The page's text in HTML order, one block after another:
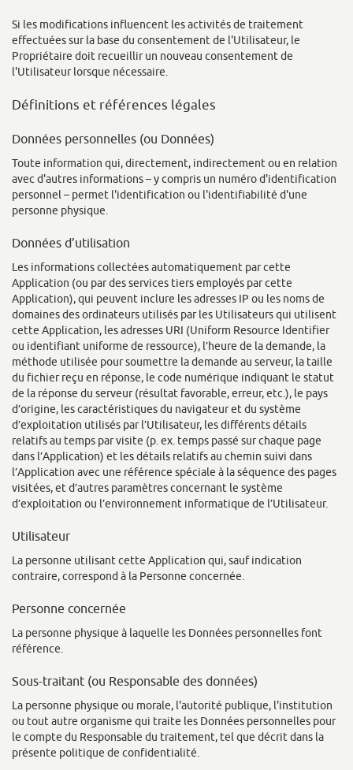
Si les modifications influencent les activités de traitement
effectuées sur la base du consentement de l'Utilisateur, le
Propriétaire doit recueillir un nouveau consentement de
l'Utilisateur lorsque nécessaire.
Définitions et références légales
Données personnelles (ou Données)
Toute information qui, directement, indirectement ou en relation
avec d'autres informations – y compris un numéro d'identification
personnel – permet l'identification ou l'identifiabilité d'une
personne physique.
Données d’utilisation
Les informations collectées automatiquement par cette
Application (ou par des services tiers employés par cette
Application), qui peuvent inclure les adresses IP ou les noms de
domaines des ordinateurs utilisés par les Utilisateurs qui utilisent
cette Application, les adresses URI (Uniform Resource Identifier
ou identifiant uniforme de ressource), l’heure de la demande, la
méthode utilisée pour soumettre la demande au serveur, la taille
du fichier reçu en réponse, le code numérique indiquant le statut
de la réponse du serveur (résultat favorable, erreur, etc.), le pays
d’origine, les caractéristiques du navigateur et du système
d’exploitation utilisés par l’Utilisateur, les différents détails
relatifs au temps par visite (p. ex. temps passé sur chaque page
dans l’Application) et les détails relatifs au chemin suivi dans
l’Application avec une référence spéciale à la séquence des pages
visitées, et d’autres paramètres concernant le système
d’exploitation ou l’environnement informatique de l’Utilisateur.
Utilisateur
La personne utilisant cette Application qui, sauf indication
contraire, correspond à la Personne concernée.
Personne concernée
La personne physique à laquelle les Données personnelles font
référence.
Sous-traitant (ou Responsable des données)
La personne physique ou morale, l'autorité publique, l'institution
ou tout autre organisme qui traite les Données personnelles pour
le compte du Responsable du traitement, tel que décrit dans la
présente politique de confidentialité.